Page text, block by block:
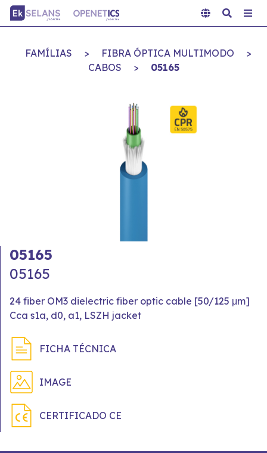
FAMÍLIAS > FIBRA ÓPTICA MULTIMODO
>
CABOS
> 05165
05165
05165
24 fiber OM3 dielectric fiber optic cable [50/125 μm]
Cca s1a, d0, a1, LSZH jacket
FICHA TÉCNICA
IMAGE
CERTIFICADO CE